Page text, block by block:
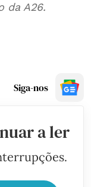
da A26.
Siga-nos
a ler